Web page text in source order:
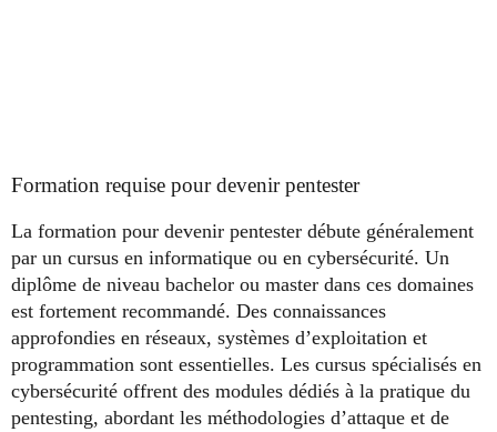
Formation requise pour devenir pentester
La formation pour devenir pentester débute généralement
par un cursus en informatique ou en cybersécurité. Un
diplôme de niveau bachelor ou master dans ces domaines
est fortement recommandé. Des connaissances
approfondies en réseaux, systèmes d’exploitation et
programmation sont essentielles. Les cursus spécialisés en
cybersécurité offrent des modules dédiés à la pratique du
pentesting, abordant les méthodologies d’attaque et de